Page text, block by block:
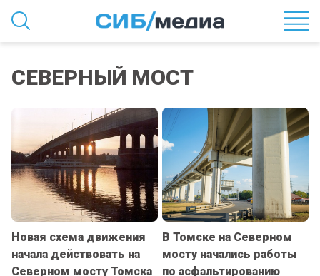
СЕВЕРНЫЙ МОСТ
Новая схема движения
начала действовать на
Северном мосту Томска
В Томске на Северном
мосту начались работы
по асфальтированию